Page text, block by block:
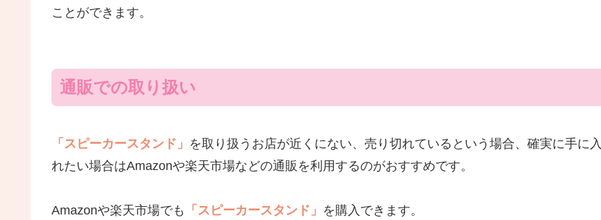
ことができます。
通販での取り扱い
「スピーカースタンド」 を取り扱うお店が近くにない、売り切れているという場合、確実に手に入
れたい場合はAmazonや楽天市場などの通販を利用するのがおすすめです。
Amazonや楽天市場でも 「スピーカースタンド」 を購入できます。